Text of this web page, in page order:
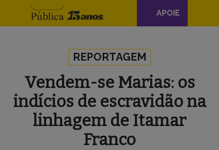
Navegação
principal
APOIE
REPORTAGEM
Vendem-se Marias: os
indícios de escravidão na
linhagem de Itamar
Franco